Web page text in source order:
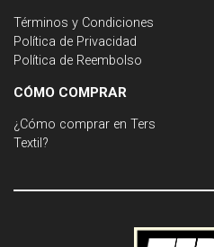
Términos y Condiciones
Política de Privacidad
Política de Reembolso
CÓMO COMPRAR
¿Cómo comprar en Ters
Textil?